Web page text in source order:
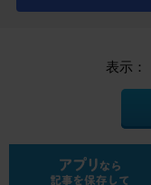
表示：